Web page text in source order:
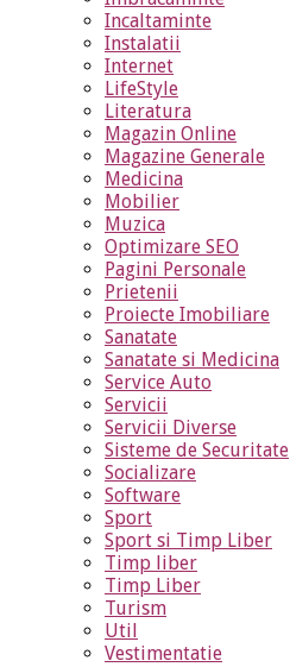
Incaltaminte
Instalatii
Internet
LifeStyle
Literatura
Magazin Online
Magazine Generale
Medicina
Mobilier
Muzica
Optimizare SEO
Pagini Personale
Prietenii
Proiecte Imobiliare
Sanatate
Sanatate si Medicina
Service Auto
Servicii
Servicii Diverse
Sisteme de Securitate
Socializare
Software
Sport
Sport si Timp Liber
Timp liber
Timp Liber
Turism
Util
Vestimentatie